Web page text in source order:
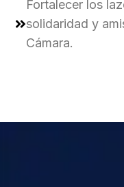
Fortalecer los
solidaridad y
Cámara.